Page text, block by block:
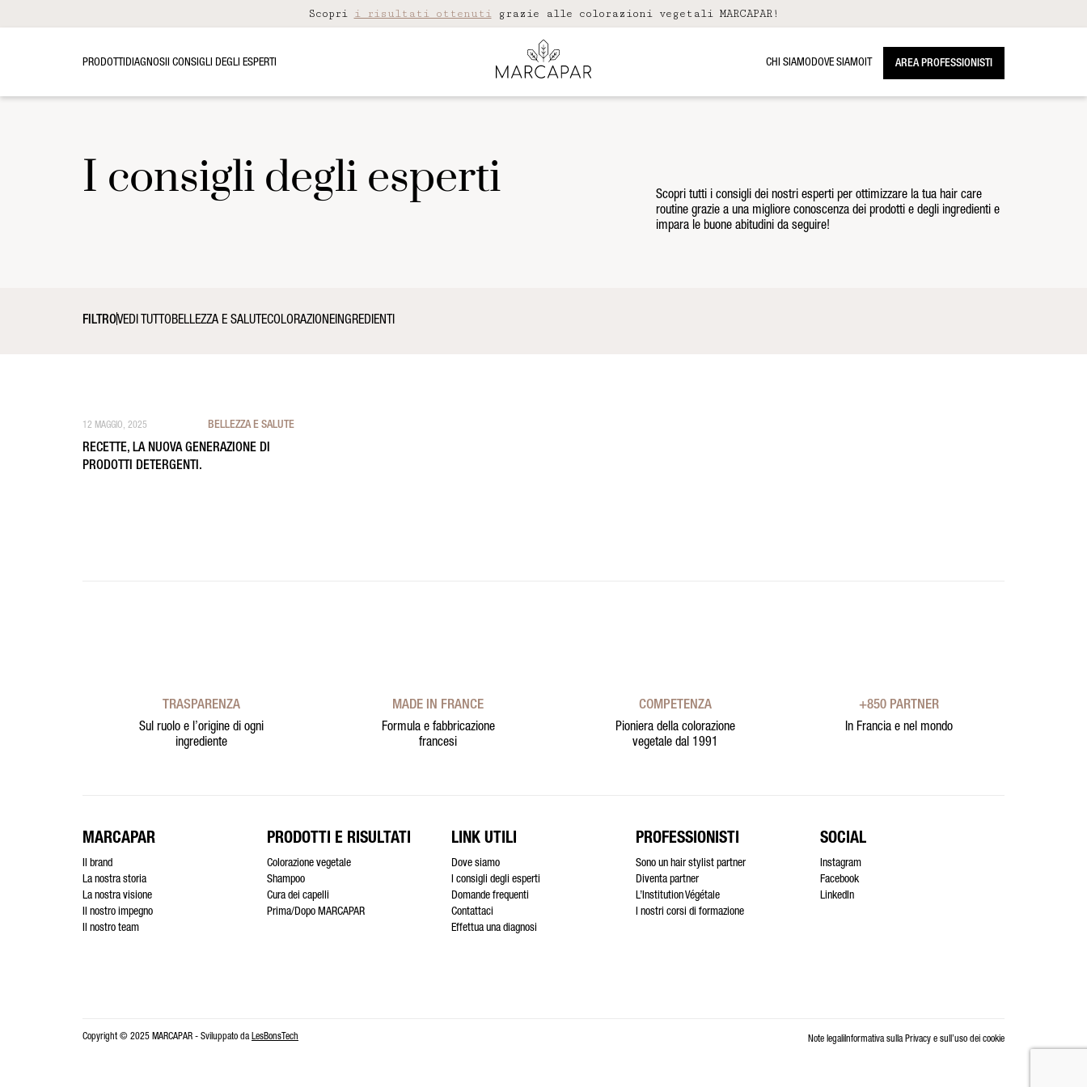
Scopri i risultati ottenutigrazie alle colorazioni vegetali MARCAPAR!
PRODOTTI DIAGNOSI I CONSIGLI DEGLI ESPERTI CHI SIAMO DOVE SIAMO AREA PROFESSIONISTI
I consigli degli esperti
Scopri tutti i consigli dei nostri esperti per ottimizzare la tua hair care
routine grazie a una migliore conoscenza dei prodotti e degli ingredienti e
impara le buone abitudini da seguire!
FILTROVEDI TUTTOBELLEZZA E SALUTECOLORAZIONEINGREDIENTI
12 MAGGIO, 2025 BELLEZZA E SALUTE
RECETTE, LA NUOVA GENERAZIONE DI
PRODOTTI DETERGENTI.
TRASPARENZA
Sul ruolo e l’origine di ogni
ingrediente
MADE IN FRANCE
Formula e fabbricazione
francesi
COMPETENZA
Pioniera della colorazione
vegetale dal 1991
+850 PARTNER
In Francia e nel mondo
MARCAPAR
Il brand
La nostra storia
La nostra visione
Il nostro impegno
Il nostro team
PRODOTTI E RISULTATI
Colorazione vegetale
Shampoo
Cura dei capelli
Prima/Dopo MARCAPAR
LINK UTILI
Dove siamo
I consigli degli esperti
Domande frequenti
Contattaci
Effettua una diagnosi
PROFESSIONISTI
Sono un hair stylist partner
Diventa partner
L’Institution Végétale
I nostri corsi di formazione
SOCIAL
Instagram
Facebook
LinkedIn
Copyright © 2025 MARCAPAR - Sviluppato da LesBonsTech Note legaliInformativa sulla Privacy e sull’uso dei cookie